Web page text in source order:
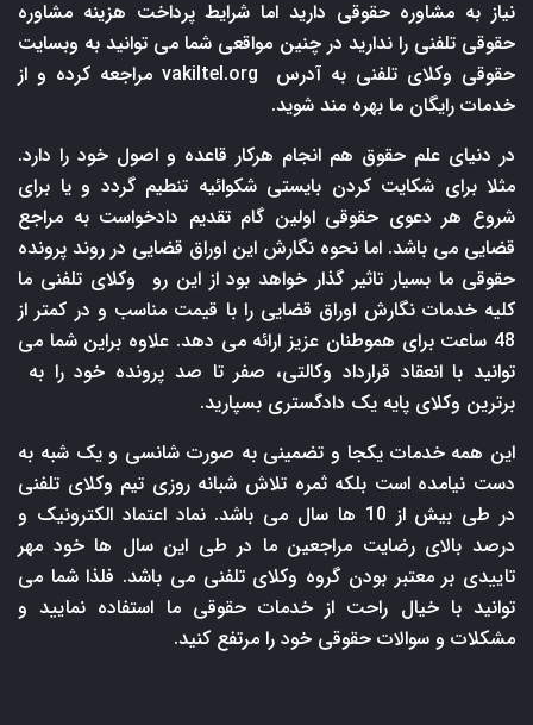
نیاز به مشاوره حقوقی دارید اما شرایط پرداخت هزینه مشاوره
حقوقی تلفنی را ندارید در چنین مواقعی شما می توانید به وبسایت
حقوقی وکلای تلفنی به آدرس
vakiltel.org مراجعه کرده و از
خدمات رایگان ما بهره مند شوید.
در دنیای علم حقوق هم انجام هرکار قاعده و اصول خود را دارد.
مثلا برای شکایت کردن بایستی شکوائیه تنطیم گردد و یا برای
شروع هر دعوی حقوقی اولین گام تقدیم دادخواست به مراجع
قضایی می باشد. اما نحوه نگارش این اوراق قضایی در روند پرونده
حقوقی ما بسیار تاثیر گذار خواهد بود از این رو وکلای تلفنی ما
کلیه خدمات نگارش اوراق قضایی را با قیمت مناسب و در کمتر از
48 ساعت برای هموطنان عزیز ارائه می دهد. علاوه براین شما می
توانید با انعقاد قرارداد وکالتی، صفر تا صد پرونده خود را به
برترین وکلای پایه یک دادگستری بسپارید.
این همه خدمات یکجا و تضمینی به صورت شانسی و یک شبه به
دست نیامده است بلکه ثمره تلاش شبانه روزی تیم وکلای تلفنی
در طی بیش از 10 ها سال می باشد. نماد اعتماد الکترونیک و
درصد بالای رضایت مراجعین ما در طی این سال ها خود مهر
تاییدی بر معتبر بودن گروه وکلای تلفنی می باشد. فلذا شما می
توانید با خیال راحت از خدمات حقوقی ما استفاده نمایید و
مشکلات و سوالات حقوقی خود را مرتفع کنید.